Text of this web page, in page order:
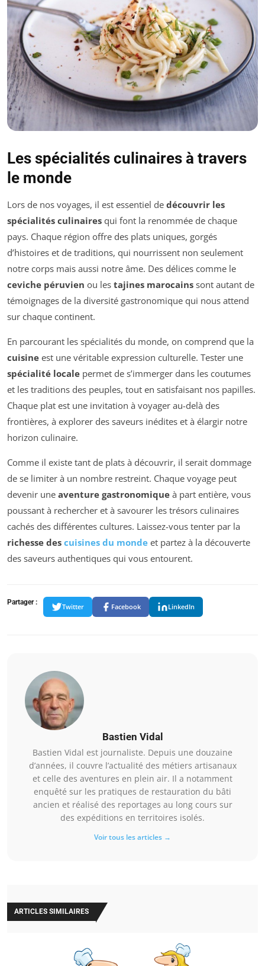
Les spécialités culinaires à travers
le monde
Lors de nos voyages, il est essentiel de découvrir les
spécialités culinaires qui font la renommée de chaque
pays. Chaque région offre des plats uniques, gorgés
d’histoires et de traditions, qui nourrissent non seulement
notre corps mais aussi notre âme. Des délices comme le
ceviche péruvien ou les tajines marocains sont autant de
témoignages de la diversité gastronomique qui nous attend
sur chaque continent.
En parcourant les spécialités du monde, on comprend que la
cuisine est une véritable expression culturelle. Tester une
spécialité locale permet de s’immerger dans les coutumes
et les traditions des peuples, tout en satisfaisant nos papilles.
Chaque plat est une invitation à voyager au-delà des
frontières, à explorer des saveurs inédites et à élargir notre
horizon culinaire.
Comme il existe tant de plats à découvrir, il serait dommage
de se limiter à un nombre restreint. Chaque voyage peut
devenir une aventure gastronomique à part entière, vous
poussant à rechercher et à savourer les trésors culinaires
cachés des différentes cultures. Laissez-vous tenter par la
richesse des cuisines du monde et partez à la découverte
des saveurs authentiques qui vous entourent.
Partager :
Twitter Facebook LinkedIn
Bastien Vidal
Bastien Vidal est journaliste. Depuis une douzaine
d’années, il couvre l’actualité des métiers artisanaux
et celle des aventures en plein air. Il a notamment
enquêté sur les pratiques de restauration du bâti
ancien et réalisé des reportages au long cours sur
des expéditions en territoires isolés.
Voir tous les articles →
ARTICLES SIMILAIRES